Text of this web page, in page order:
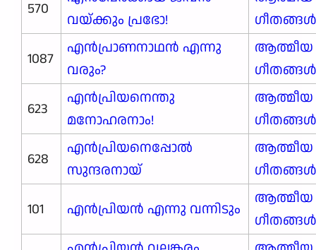
570
വയ്ക്കും പ്രഭോ!
ഗീതങ്ങൾ
1087
എൻപ്രാണനാഥൻ എന്നു
വരും?
ആത്മീയ
ഗീതങ്ങൾ
623
എൻപ്രിയനെന്തു
മനോഹരനാം!
ആത്മീയ
ഗീതങ്ങൾ
628
എൻപ്രിയനെപ്പോൽ
സുന്ദരനായ്
ആത്മീയ
ഗീതങ്ങൾ
101
എൻപ്രിയൻ എന്നു വന്നിടും
ആത്മീയ
ഗീതങ്ങൾ